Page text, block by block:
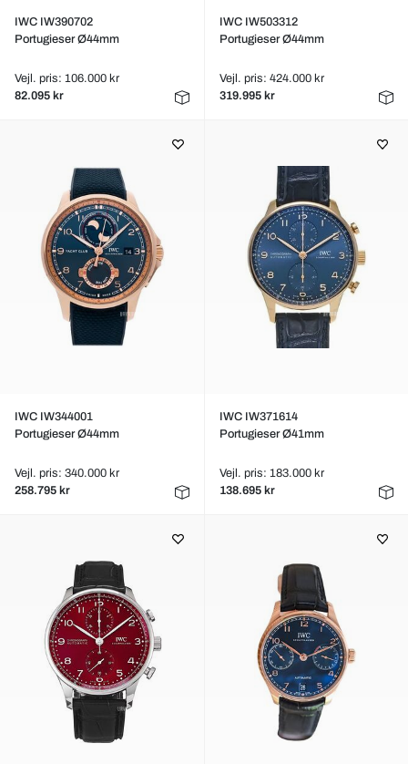
IWC IW390702
Portugieser Ø44mm
Vejl. pris: 106.000 kr
82.095 kr
IWC IW503312
Portugieser Ø44mm
Vejl. pris: 424.000 kr
319.995 kr
IWC IW344001
Portugieser Ø44mm
Vejl. pris: 340.000 kr
258.795 kr
IWC IW371614
Portugieser Ø41mm
Vejl. pris: 183.000 kr
138.695 kr